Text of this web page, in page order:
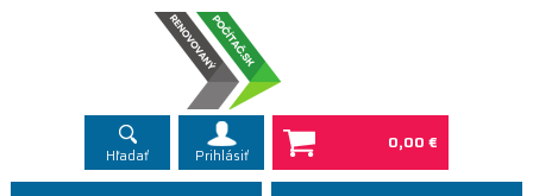
Hľadať Prihlásiť
0,00 €